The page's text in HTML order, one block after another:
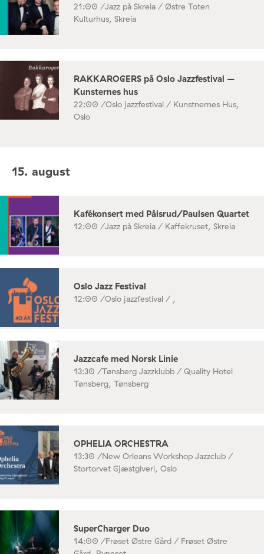
21:00 /Jazz på Skreia / Østre Toten
Kulturhus, Skreia
RAKKAROGERS på Oslo Jazzfestival –
Kunsternes hus
22:00 /Oslo jazzfestival / Kunstnernes Hus,
Oslo
15. august
Kafékonsert med Pålsrud/Paulsen Quartet
12:00 /Jazz på Skreia / Kaffekruset, Skreia
Oslo Jazz Festival
12:00 /Oslo jazzfestival / ,
Jazzcafe med Norsk Linie
13:30 /Tønsberg Jazzklubb / Quality Hotel
Tønsberg, Tønsberg
OPHELIA ORCHESTRA
13:30 /New Orleans Workshop Jazzclub /
Stortorvet Gjæstgiveri, Oslo
SuperCharger Duo
14:00 /Frøset Østre Gård / Frøset Østre